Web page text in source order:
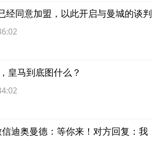
经同意加盟，以此开启与曼城的谈判
皇马到底图什么？
迪奥曼德：等你来！对方回复：我